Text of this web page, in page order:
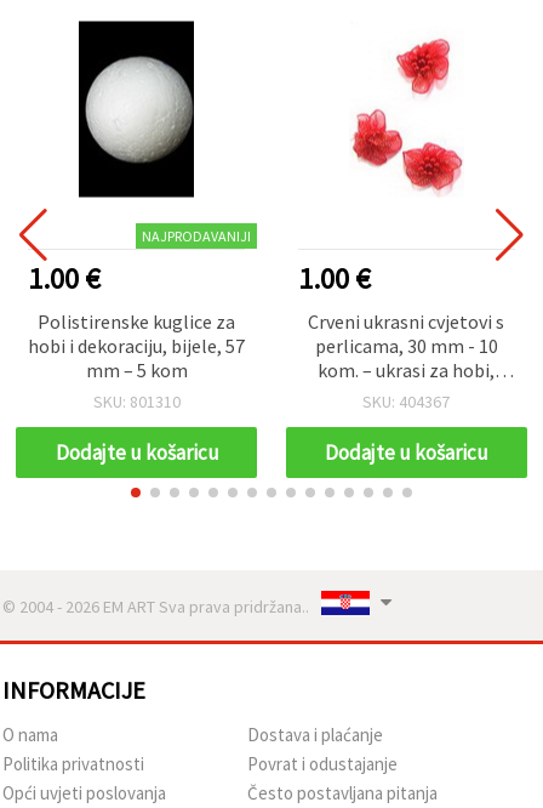
NAJPRODAVANIJI
1.00 €
Polistirenske kuglice za
hobi i dekoraciju, bijele, 57
mm – 5 kom
SKU: 801310
Dodajte u košaricu
1.00 €
Crveni ukrasni cvjetovi s
perlicama, 30 mm - 10
kom. – ukrasi za hobi,
scrapbooking, ukrase za
SKU: 404367
Dodajte u košaricu
© 2004 - 2026 EM ART Sva prava pridržana..
INFORMACIJE
O nama
Politika privatnosti
Opći uvjeti poslovanja
Dostava i plaćanje
Povrat i odustajanje
Često postavljana pitanja